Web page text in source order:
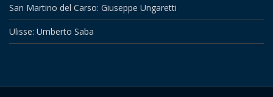
San Martino del Carso: Giuseppe Ungaretti
Ulisse: Umberto Saba